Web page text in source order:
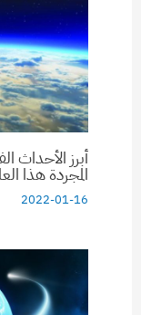
أبرز الأحداث
المجردة هذا
2022-01-16